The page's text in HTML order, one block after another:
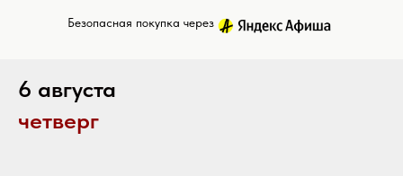
Безопасная покупка через
6 августа
четверг